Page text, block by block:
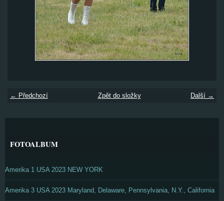
← Předchozí Další →
Zpět do složky
FOTOALBUM
Amerika 1 USA 2023 NEW YORK
Amerika 3 USA 2023 Maryland, Delaware, Pennsylvania, N.Y., California